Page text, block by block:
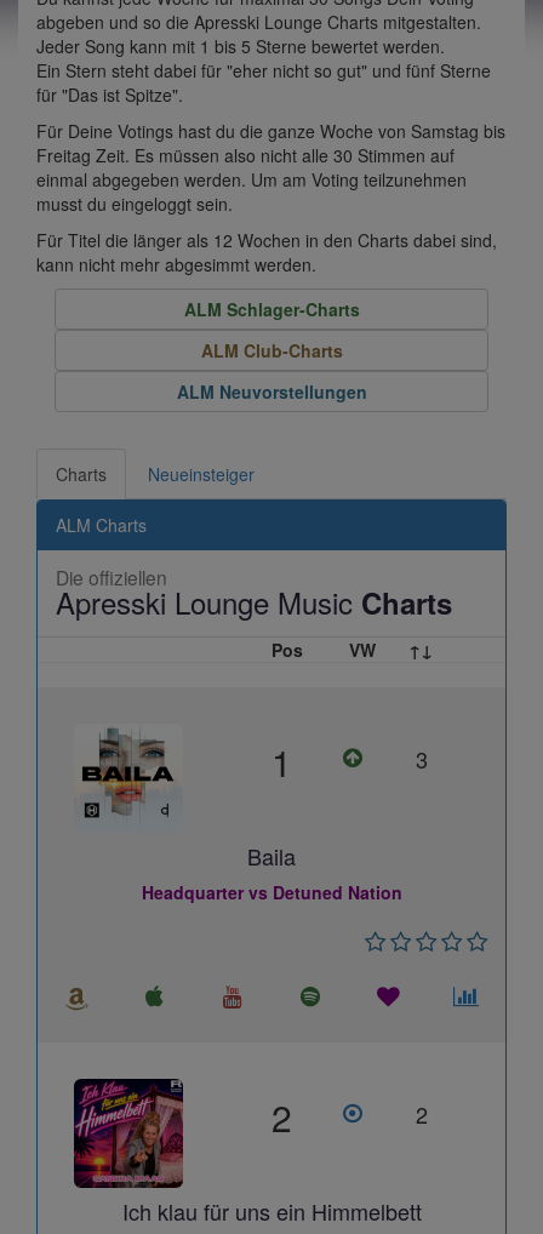
abgeben und so die Apresski Lounge Charts mitgestalten.
Jeder Song kann mit 1 bis 5 Sterne bewertet werden.
Ein Stern steht dabei für "eher nicht so gut" und fünf Sterne
für "Das ist Spitze".
Für Deine Votings hast du die ganze Woche von Samstag bis
Freitag Zeit. Es müssen also nicht alle 30 Stimmen auf
einmal abgegeben werden. Um am Voting teilzunehmen
musst du eingeloggt sein.
Für Titel die länger als 12 Wochen in den Charts dabei sind,
kann nicht mehr abgesimmt werden.
ALM Schlager-Charts
ALM Club-Charts
ALM Neuvorstellungen
Charts Neueinsteiger
ALM Charts
Die offiziellen
Apresski Lounge Music Charts
Pos VW ↑↓
1 3
Baila
Headquarter vs Detuned Nation
2 2
Ich klau für uns ein Himmelbett